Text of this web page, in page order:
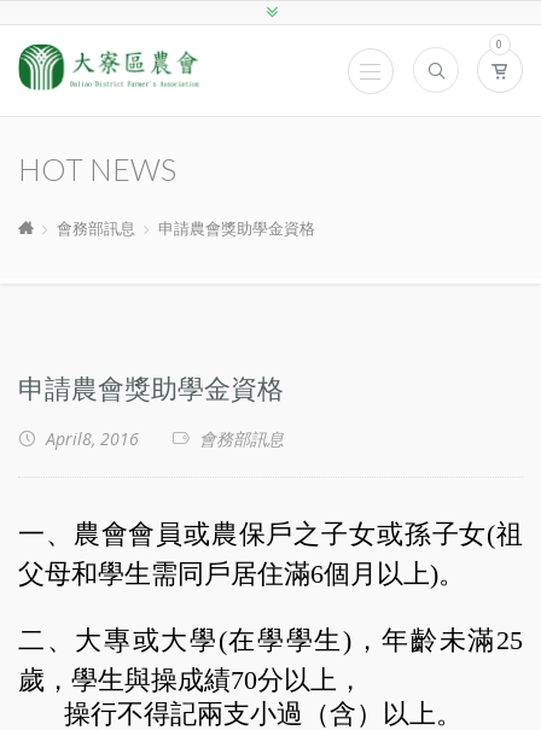
0
HOT NEWS
會務部訊息 申請農會獎助學金資格
申請農會獎助學金資格
April8, 2016 會務部訊息
一、農會會員或農保戶之子女或孫子女(祖
父母和學生需同戶居住滿6個月以上)。
二、大專或大學(在學學生)，年齡未滿25
歲，學生與操成績70分以上，
操行不得記兩支小過（含）以上。